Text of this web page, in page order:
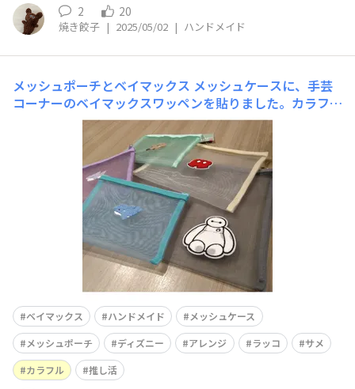
2 20
焼き餃子 | 2025/05/02 | ハンドメイド
メッシュポーチとベイマックス メッシュケースに、手芸
コーナーのベイマックスワッペンを貼りました。カラフル
メッシュもホントに可愛い！ ワッペンの質もよい カラフ
ルメッシュに色んなサイズが欲しいB5とA4のメッシュケ
ースは1-2cm小さい方が嬉しい ★ベイマックスメッシュ
ケース作り方★準備メッシュケース
ベイマックス ハンドメイド
メッシュケース
メッシュポーチ
ディズニー アレンジ ラッコ
サメ
カラフル
推し活